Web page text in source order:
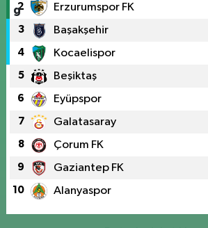
2 Erzurumspor FK
3 Başakşehir
4 Kocaelispor
5 Beşiktaş
6 Eyüpspor
7 Galatasaray
8 Çorum FK
9 Gaziantep FK
10 Alanyaspor